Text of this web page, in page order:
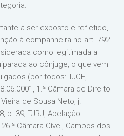
a ser exposto e refletido,
à companheira no art. 792
como legitimada a
ao cônjuge, o que vem
(por todos: TJCE,
1.ª Câmara de Direito
de Sousa Neto, j.
p. 39; TJRJ, Apelação
Câmara Cível, Campos dos